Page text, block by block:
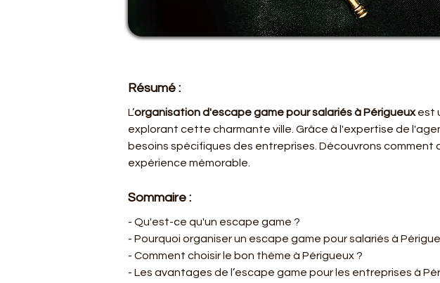
Résumé :
L’organisation d'escape game pour salariés à Périgueux est
explorant cette charmante ville. Grâce à l'expertise de
besoins spécifiques des entreprises. Découvrons
expérience mémorable.
Sommaire :
- Qu'est-ce qu'un escape game ?
- Pourquoi organiser un escape game pour salariés à
- Comment choisir le bon thème à Périgueux ?
- Les avantages de l’escape game pour les entreprises à